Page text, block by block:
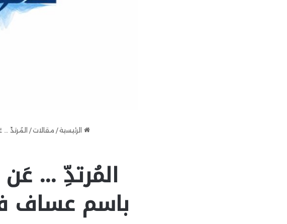
الرئيسية / مقالات / المُرتدِّ
المُرتدِّ …
باسم عساف